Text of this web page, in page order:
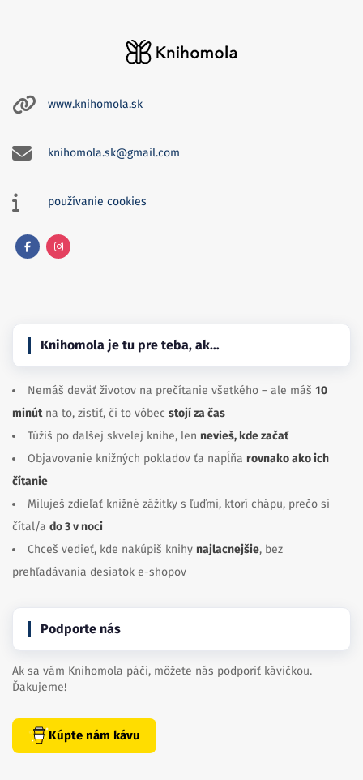
www.knihomola.sk
knihomola.sk@gmail.com
používanie cookies
Knihomola je tu pre teba, ak…
Nemáš deväť životov na prečítanie všetkého – ale máš 10
minútna to, zistiť, či to vôbec stojí za čas
Túžiš po ďalšej skvelej knihe, len nevieš, kde začať
Objavovanie knižných pokladov ťa napĺňa rovnako ako ich
čítanie
Miluješ zdieľať knižné zážitky s ľuďmi, ktorí chápu, prečo si
čítal/a do 3 v noci
Chceš vedieť, kde nakúpiš knihy najlacnejšie, bez
prehľadávania desiatok e-shopov
Podporte nás
Ak sa vám Knihomola páči, môžete nás podporiť kávičkou.
Ďakujeme!
Kúpte nám kávu